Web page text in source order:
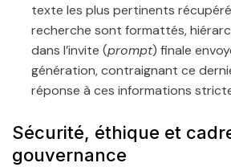
texte les plus pertinents
recherche sont formattés,
dans l’invite (prompt) finale
génération, contraignant ce
réponse à ces informations
Sécurité, éthique et
gouvernance